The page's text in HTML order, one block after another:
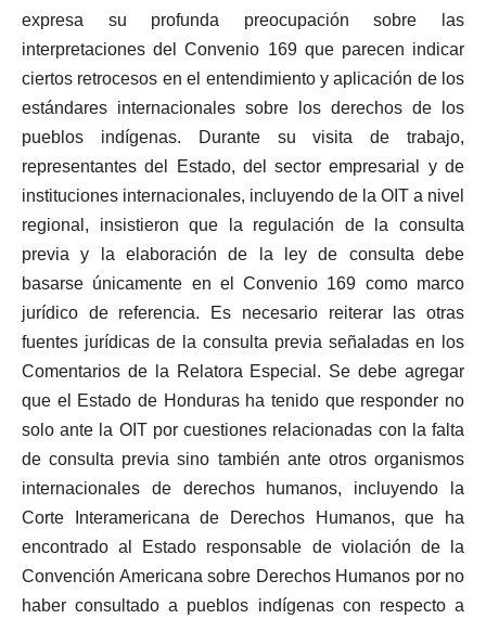
expresa su profunda preocupación sobre las
interpretaciones del Convenio 169 que parecen indicar
ciertos retrocesos en el entendimiento y aplicación de los
estándares internacionales sobre los derechos de los
pueblos indígenas. Durante su visita de trabajo,
representantes del Estado, del sector empresarial y de
instituciones internacionales, incluyendo de la OIT a nivel
regional, insistieron que la regulación de la consulta
previa y la elaboración de la ley de consulta debe
basarse únicamente en el Convenio 169 como marco
jurídico de referencia. Es necesario reiterar las otras
fuentes jurídicas de la consulta previa señaladas en los
Comentarios de la Relatora Especial. Se debe agregar
que el Estado de Honduras ha tenido que responder no
solo ante la OIT por cuestiones relacionadas con la falta
de consulta previa sino también ante otros organismos
internacionales de derechos humanos, incluyendo la
Corte Interamericana de Derechos Humanos, que ha
encontrado al Estado responsable de violación de la
Convención Americana sobre Derechos Humanos por no
haber consultado a pueblos indígenas con respecto a